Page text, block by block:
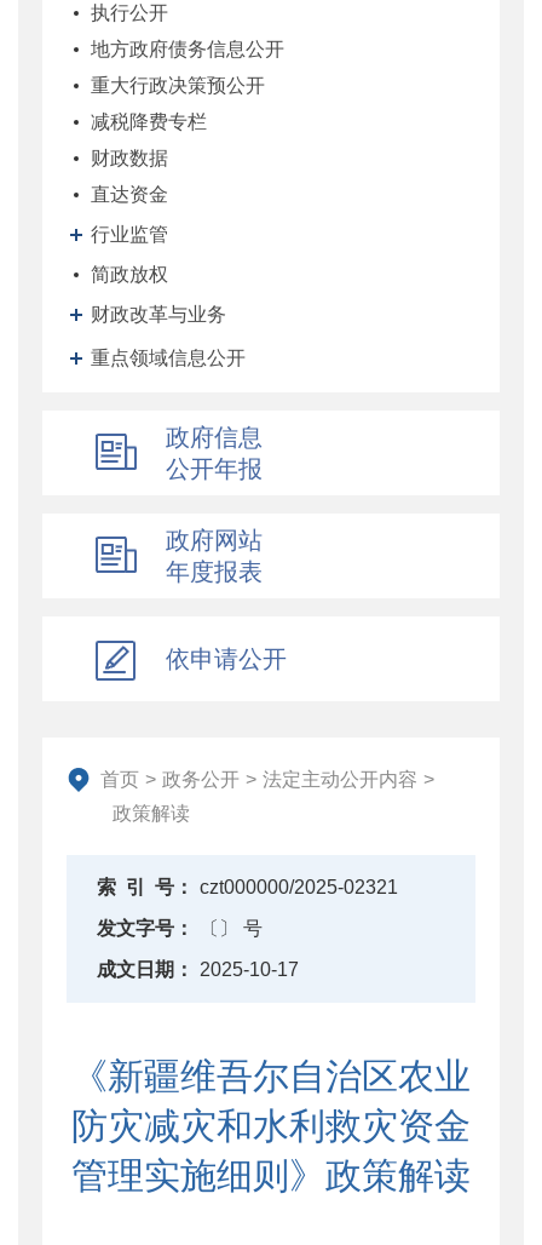
执行公开
地方政府债务信息公开
重大行政决策预公开
减税降费专栏
财政数据
直达资金
行业监管
简政放权
财政改革与业务
重点领域信息公开
政府信息
公开年报
政府网站
年度报表
依申请公开
首页 > 政务公开 > 法定主动公开内容 >
政策解读
索 引 号：
czt000000/2025-02321
发文字号：
〔〕 号
成文日期：
2025-10-17
《新疆维吾尔自治区农业
防灾减灾和水利救灾资金
管理实施细则》政策解读